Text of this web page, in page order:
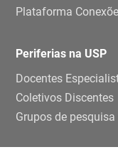
Plataforma
Periferias na USP
Docentes
Coletivos Discentes
Grupos de